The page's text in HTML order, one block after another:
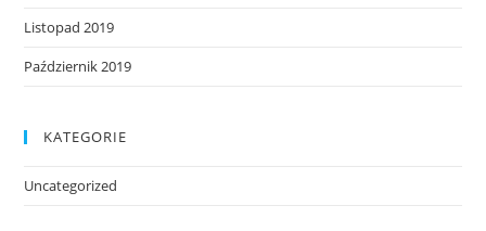
Listopad 2019
Październik 2019
KATEGORIE
Uncategorized